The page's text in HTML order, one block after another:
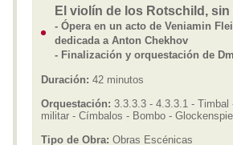
El violín de los Rotschild, sin
- Ópera en un acto de Veniamin
dedicada a Anton Chekhov
- Finalización y orquestación de
Duración: 42 minutos
Orquestación: 3.3.3.3 - 4.3.3.1 - Timbal
militar - Címbalos - Bombo -
Tipo de Obra: Obras Escénicas